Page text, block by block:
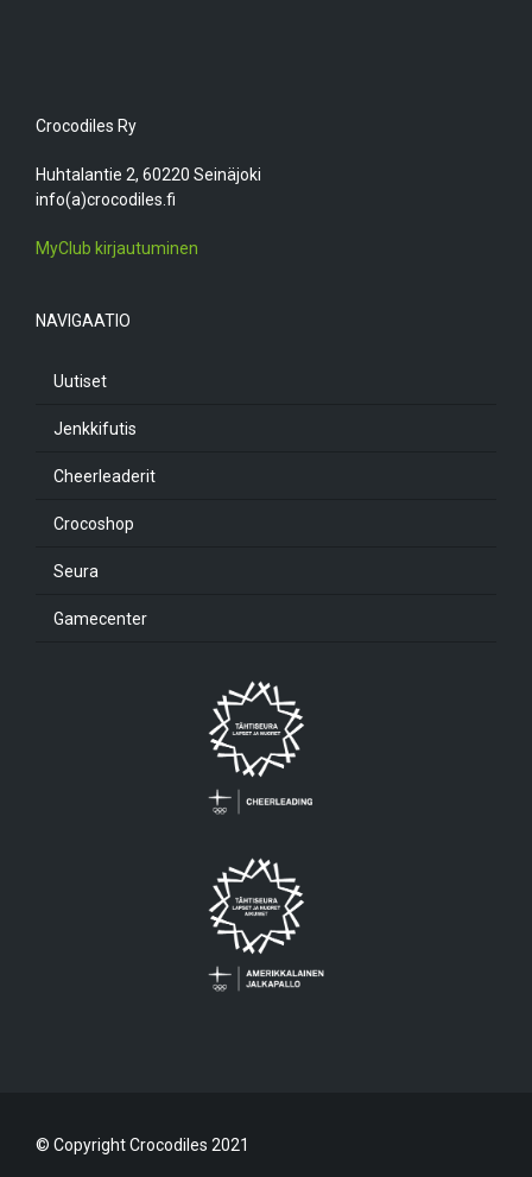
Crocodiles Ry
Huhtalantie 2, 60220 Seinäjoki
info(a)crocodiles.fi
MyClub kirjautuminen
NAVIGAATIO
Uutiset
Jenkkifutis
Cheerleaderit
Crocoshop
Seura
Gamecenter
© Copyright Crocodiles 2021